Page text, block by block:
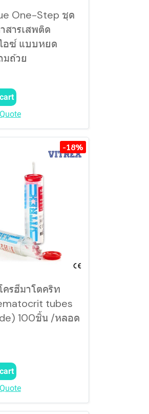
One-Step ชุด
สารเสพติด
อซ์ แบบหยด
ถ้วย
-18%
รฮีมาโตคริท
tubes
100ชิ้น /หลอด